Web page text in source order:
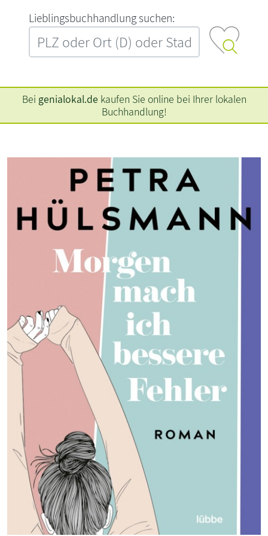
L‍i‍e‍b‍l‍i‍n‍g‍s‍b‍u‍c‍h‍h‍a‍n‍d‍l‍u‍n‍g‍ ‍s‍u‍c‍h‍e‍n‍:‍
Bei genialokal.de kaufen Sie online bei Ihrer lokalen
Buchhandlung!